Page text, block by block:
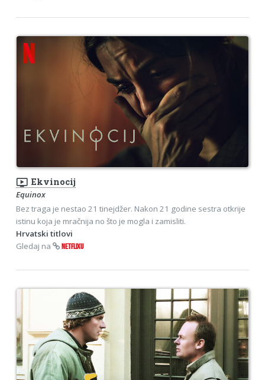
ondemand_video Ekvinocij
Equinox
Bez traga je nestao 21 tinejdžer. Nakon 21 godine sestra otkrije
istinu koja je mračnija no što je mogla i zamisliti.
Hrvatski titlovi
Gledaj na
NETFLIXU